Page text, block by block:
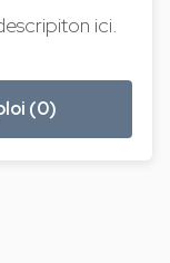
ici.
(0)